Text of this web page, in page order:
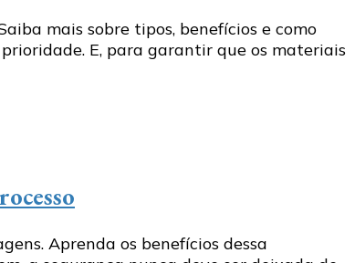
mais sobre tipos, benefícios e como
E, para garantir que os materiais
Aprenda os benefícios dessa